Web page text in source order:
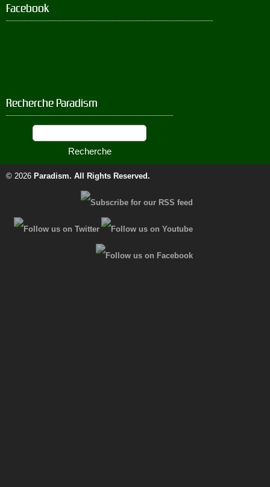
Facebook
Recherche Paradism
© 2026 Paradism. All Rights Reserved.